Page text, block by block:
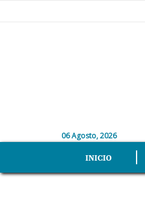
06 Agosto, 2026
INICIO